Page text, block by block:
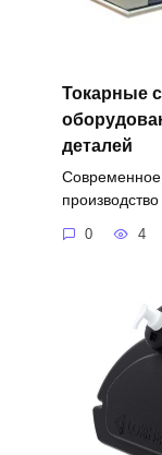
Токарные
деталей
0 4